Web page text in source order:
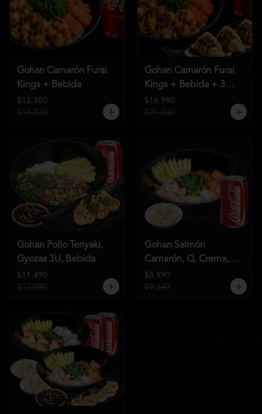
Gohan Camarón Furai
Kings + Bebida
$12.980
$16.230
Gohan Camarón Furai
Kings + Bebida + 3
Unid de Gyozas Nikkei
$16.990
$21.240
Gohan Pollo Teriyaki,
Gyozas 3U, Bebida
$11.490
$12.090
Gohan Salmón
Camarón, Q. Crema,
Bebida
$8.990
$9.340